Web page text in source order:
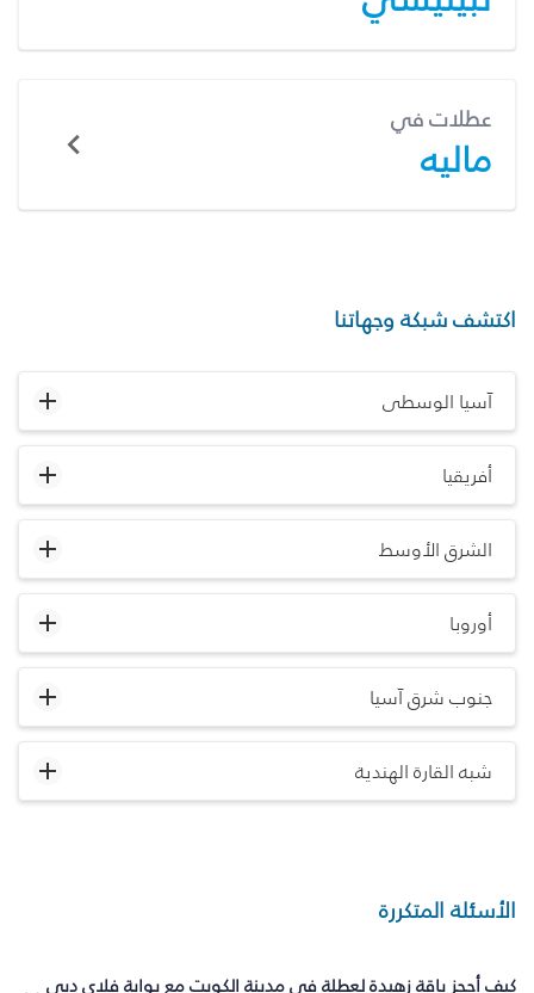
عطلات في
ماليه
اكتشف شبكة وجهاتنا
آسيا الوسطى
أفريقيا
الشرق الأوسط
أوروبا
جنوب شرق آسيا
شبه القارة الهندية
الأسئلة المتكررة
كيف أحجز باقة زهيدة لعطلة في مدينة الكويت مع بوابة فلاي دبي